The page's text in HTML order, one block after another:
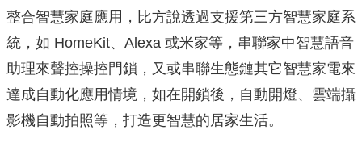
整合智慧家庭應用，比方說透過支援第三方智慧家庭系
統，如 HomeKit、Alexa 或米家等，串聯家中智慧語音
助理來聲控操控門鎖，又或串聯生態鏈其它智慧家電來
達成自動化應用情境，如在開鎖後，自動開燈、雲端攝
影機自動拍照等，打造更智慧的居家生活。